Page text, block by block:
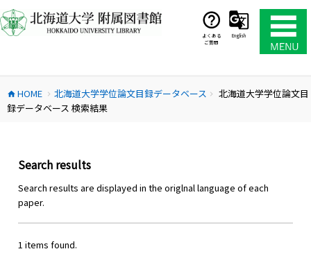
ン
テ
ス
キ
よくある
ご質問
English
home HOME chevron_right 北海道大学学位論文目録データベース chevron_right
北海道大学学位論文目
録データベース 検索結果
Search results
Search results are displayed in the origlnal language of each
paper.
1 items found.